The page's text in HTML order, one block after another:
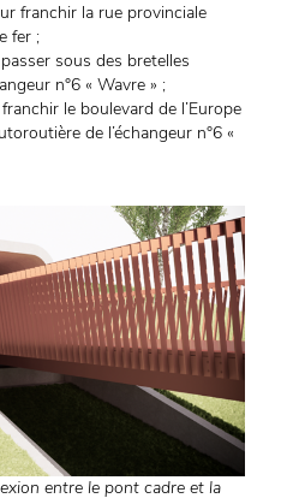
franchir la rue provinciale
fer ;
sous des bretelles
n°6 « Wavre » ;
le boulevard de l’Europe
de l’échangeur n°6 «
entre le pont cadre et la